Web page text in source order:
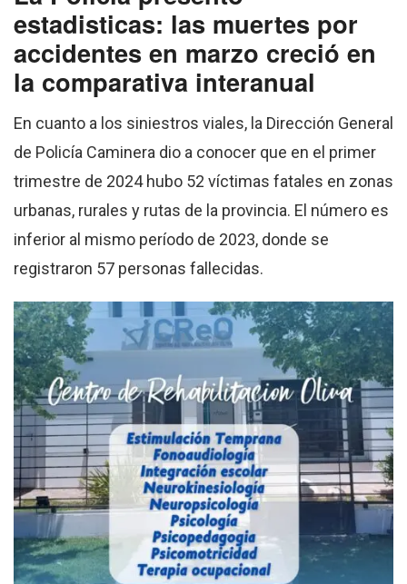
estadisticas: las muertes por
accidentes en marzo creció en
la comparativa interanual
En cuanto a los siniestros viales, la Dirección General
de Policía Caminera dio a conocer que en el primer
trimestre de 2024 hubo 52 víctimas fatales en zonas
urbanas, rurales y rutas de la provincia. El número es
inferior al mismo período de 2023, donde se
registraron 57 personas fallecidas.